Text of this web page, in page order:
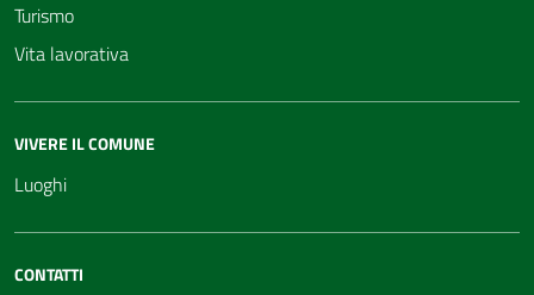
Turismo
Vita lavorativa
VIVERE IL COMUNE
Luoghi
CONTATTI